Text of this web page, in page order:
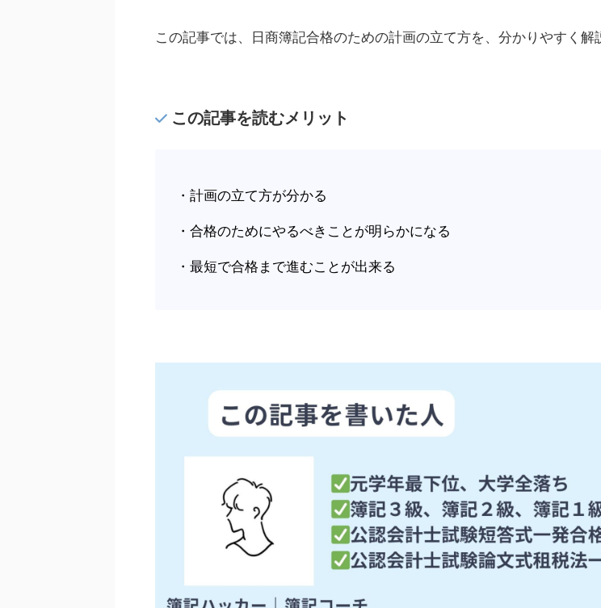
この記事では、日商簿記合格のための計画の立て方を、分かりやすく解
この記事を読むメリット
・計画の立て方が分かる
・合格のためにやるべきことが明らかになる
・最短で合格まで進むことが出来る